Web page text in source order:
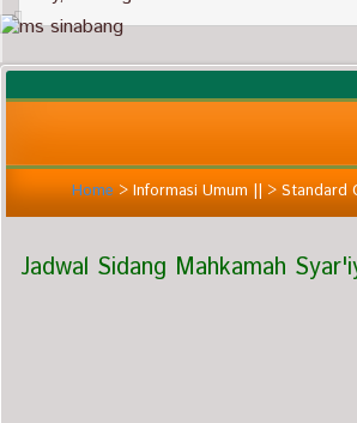
Home>Informasi Umum ||>Standard
Jadwal Sidang Mahkamah